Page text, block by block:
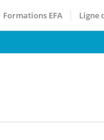
Formations EFA Ligne